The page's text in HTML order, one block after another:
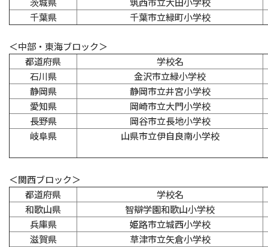
千葉県
千葉市立緑町小学校
＜中部・東海ブロック＞
都道府県
学校名
石川県
金沢市立緑小学校
静岡県
静岡市立井宮小学校
愛知県
岡崎市立大門小学校
長野県
岡谷市立長地小学校
岐阜県
山県市立伊自良南小学校
＜関西ブロック＞
都道府県
学校名
和歌山県
智辯学園和歌山小学校
兵庫県
姫路市立城西小学校
滋賀県
草津市立矢倉小学校